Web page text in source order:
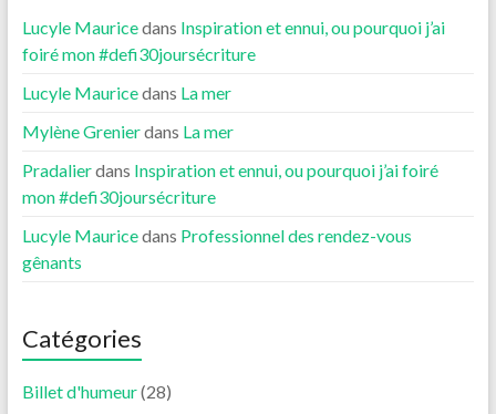
Lucyle Mauricedans Inspiration et ennui, ou pourquoi j’ai
foiré mon #defi30joursécriture
Lucyle Mauricedans La mer
Mylène Grenierdans La mer
Pradalierdans Inspiration et ennui, ou pourquoi j’ai foiré
mon #defi30joursécriture
Lucyle Mauricedans Professionnel des rendez-vous
gênants
Catégories
Billet d'humeur(28)